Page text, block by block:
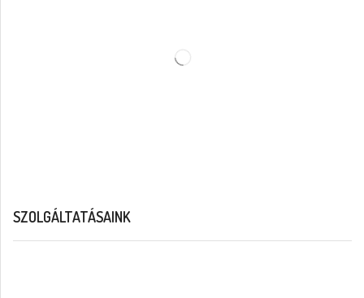
SZOLGÁLTATÁSAINK